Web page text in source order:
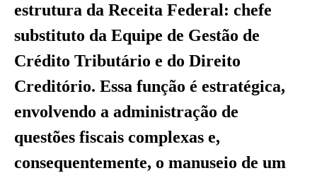
estrutura da Receita Federal: chefe
substituto da Equipe de Gestão de
Crédito Tributário e do Direito
Creditório. Essa função é estratégica,
envolvendo a administração de
questões fiscais complexas e,
consequentemente, o manuseio de um